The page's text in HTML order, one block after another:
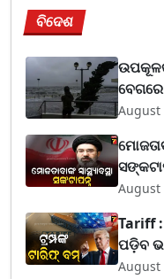
ବିଦେଶ
August
August
Tariff
ପଡ଼ିବ
August